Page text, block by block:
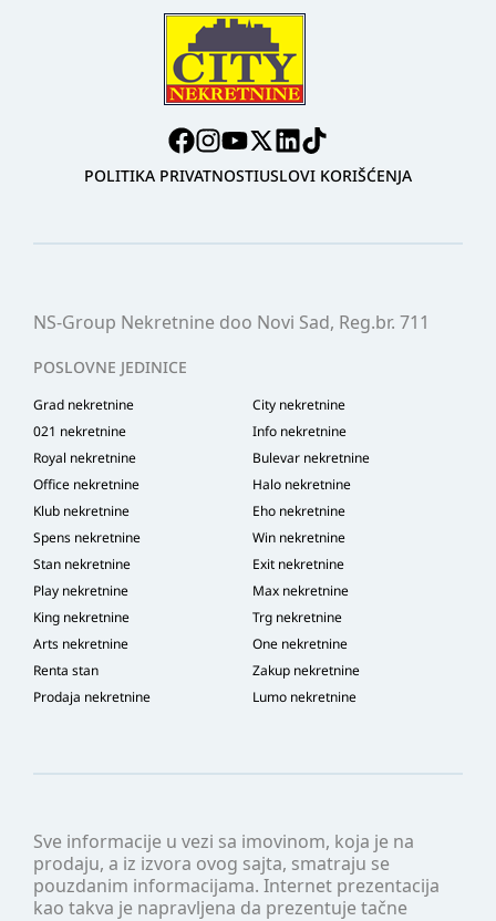
POLITIKA PRIVATNOSTIUSLOVI KORIŠĆENJA
Sve informacije u vezi sa imovinom, koja je na
prodaju, a iz izvora ovog sajta, smatraju se
pouzdanim informacijama. Internet prezentacija
kao takva je napravljena da prezentuje tačne
NS-Group Nekretnine doo Novi Sad, Reg.br. 711
POSLOVNE JEDINICE
Grad nekretnine
City nekretnine
021 nekretnine
Info nekretnine
Royal nekretnine
Bulevar nekretnine
Office nekretnine
Halo nekretnine
Klub nekretnine
Eho nekretnine
Spens nekretnine
Win nekretnine
Stan nekretnine
Exit nekretnine
Play nekretnine
Max nekretnine
King nekretnine
Trg nekretnine
Arts nekretnine
One nekretnine
Renta stan
Zakup nekretnine
Prodaja nekretnine
Lumo nekretnine